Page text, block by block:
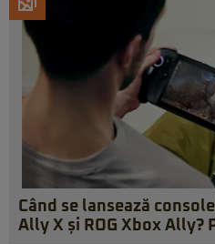
Când se lansează
Ally X și ROG Xbox Ally?